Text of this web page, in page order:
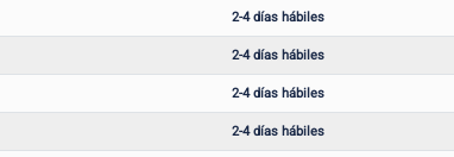
2-4 días hábiles
2-4 días hábiles
2-4 días hábiles
2-4 días hábiles